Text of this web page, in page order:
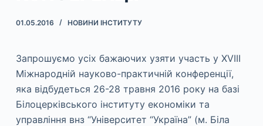
с
у
01.05.2016 НОВИНИ ІНСТИТУТУ
Запрошуємо усіх бажаючих узяти участь у ХVІІІ
Міжнародній науково-практичній конференції,
яка відбудеться 26-28 травня 2016 року на базі
Білоцерківського інституту економіки та
управління внз “Університет “Україна” (м. Біла